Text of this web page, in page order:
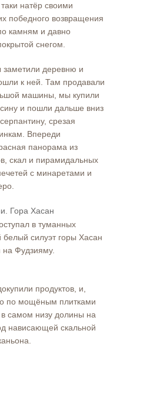
натёр своими
победного возвращения
камням и давно
снегом.
заметили деревню и
к ней. Там продавали
машины, мы купили
и пошли дальше вниз
срезая
Впереди
панорама из
скал и пирамидальных
с минаретами и
в туманных
белый силуэт горы Хасан
Фудзияму.
продуктов, и,
по мощёным плитками
самом низу долины на
нависающей скальной